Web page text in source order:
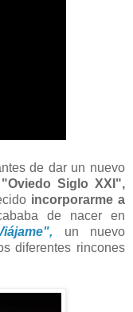
de dar un nuevo
"Oviedo Siglo XXI",
incorporarme a
de nacer en
un nuevo
diferentes rincones